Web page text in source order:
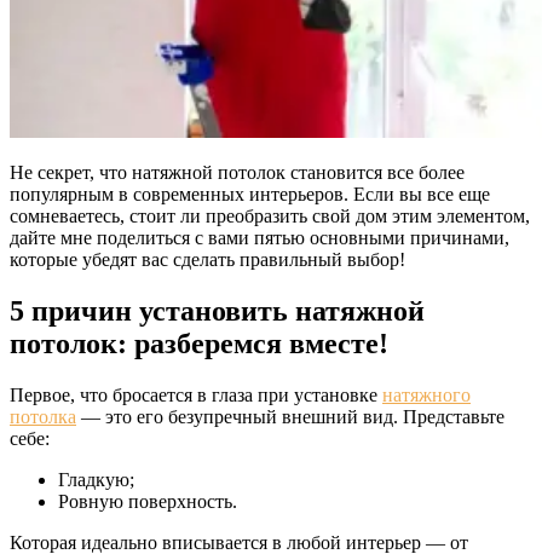
Не секрет, что натяжной потолок становится все более
популярным в современных интерьеров. Если вы все еще
сомневаетесь, стоит ли преобразить свой дом этим элементом,
дайте мне поделиться с вами пятью основными причинами,
которые убедят вас сделать правильный выбор!
5 причин установить натяжной
потолок: разберемся вместе!
Первое, что бросается в глаза при установке натяжного
потолка — это его безупречный внешний вид. Представьте
себе:
Гладкую;
Ровную поверхность.
Которая идеально вписывается в любой интерьер — от